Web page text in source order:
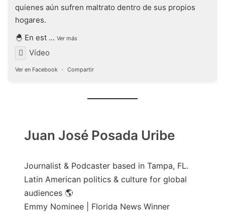
quienes aún sufren maltrato dentro de sus propios
hogares.
🐣 En est ... Ver más
Vídeo
Ver en Facebook · Compartir
Juan José Posada Uribe
Journalist & Podcaster based in Tampa, FL.
Latin American politics & culture for global
audiences 🌎
Emmy Nominee | Florida News Winner